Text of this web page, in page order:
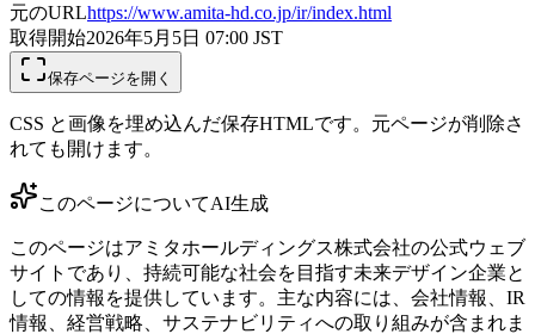
元のURLhttps://www.amita-hd.co.jp/ir/index.html
取得開始2026年5月5日 07:00 JST
保存ページを開く
CSS と画像を埋め込んだ保存HTMLです。元ページが削除さ
れても開けます。
このページについてAI生成
このページはアミタホールディングス株式会社の公式ウェブ
サイトであり、持続可能な社会を目指す未来デザイン企業と
しての情報を提供しています。主な内容には、会社情報、IR
情報、経営戦略、サステナビリティへの取り組みが含まれま